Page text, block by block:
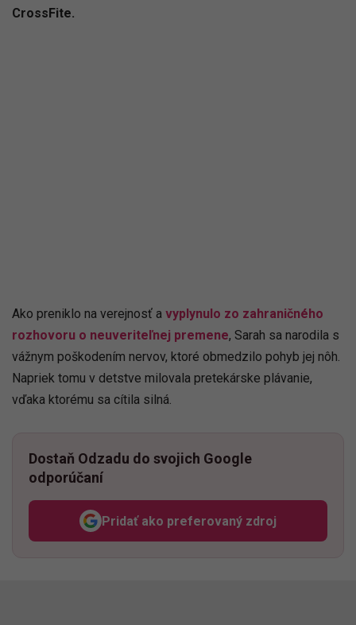
CrossFite.
Ako preniklo na verejnosť a vyplynulo zo zahraničného
rozhovoru o neuveriteľnej premene, Sarah sa narodila s
vážnym poškodením nervov, ktoré obmedzilo pohyb jej nôh.
Napriek tomu v detstve milovala pretekárske plávanie,
vďaka ktorému sa cítila silná.
Dostaň Odzadu do svojich Google
odporúčaní
Pridať ako preferovaný zdroj
Odzadu, odkaz sa otvorí v